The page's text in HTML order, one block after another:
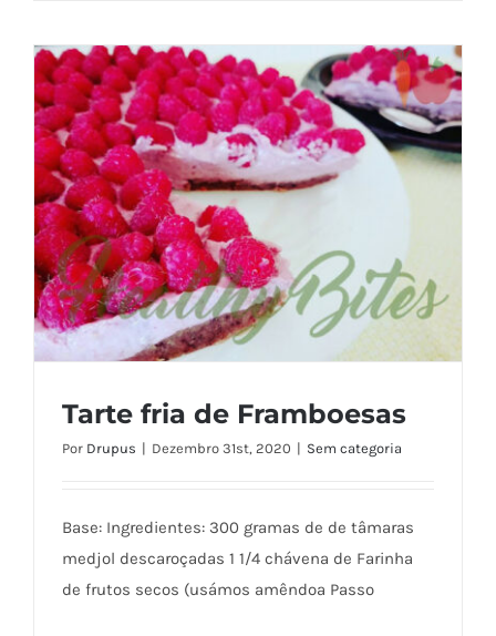
Tarte fria de Framboesas
Tarte fria de Framboesas
Por Drupus | Dezembro 31st, 2020 | Sem categoria
Base: Ingredientes: 300 gramas de de tâmaras
medjol descaroçadas 1 1/4 chávena de Farinha
de frutos secos (usámos amêndoa Passo